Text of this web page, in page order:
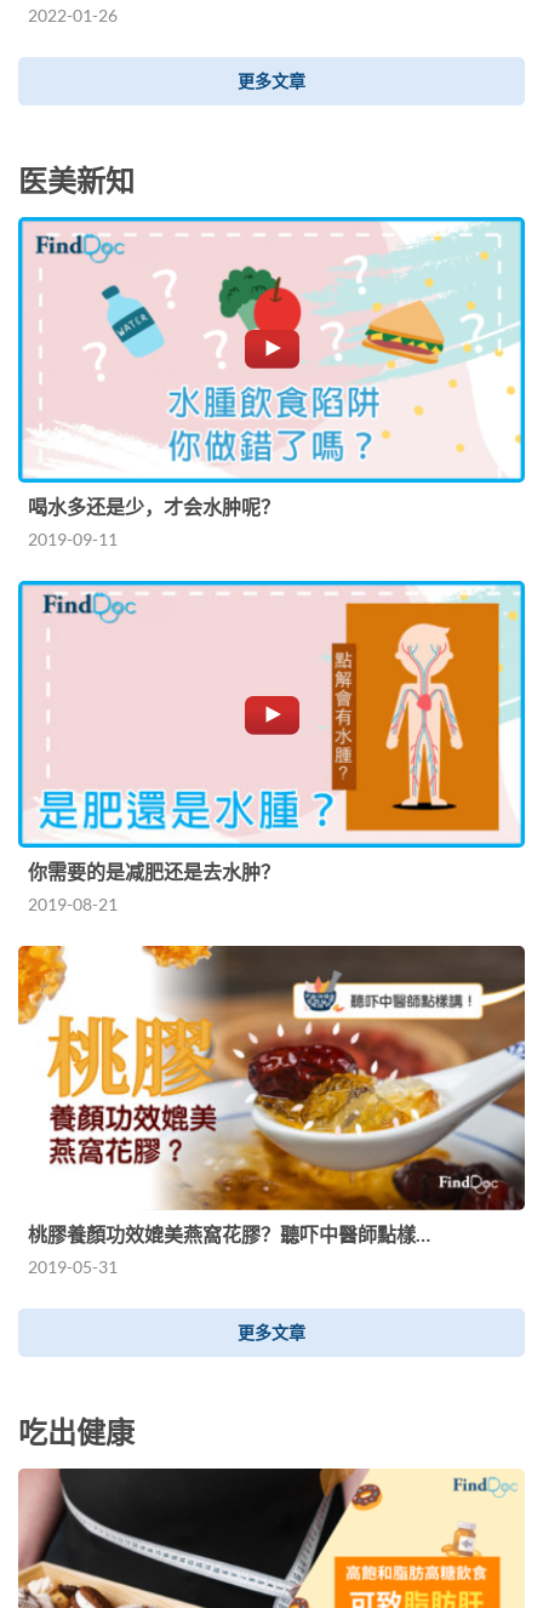
2022-01-26
更多文章
医美新知
喝水多还是少，才会水肿呢？
2019-09-11
你需要的是减肥还是去水肿？
2019-08-21
桃膠養顏功效媲美燕窩花膠？聽吓中醫師點樣…
2019-05-31
更多文章
吃出健康